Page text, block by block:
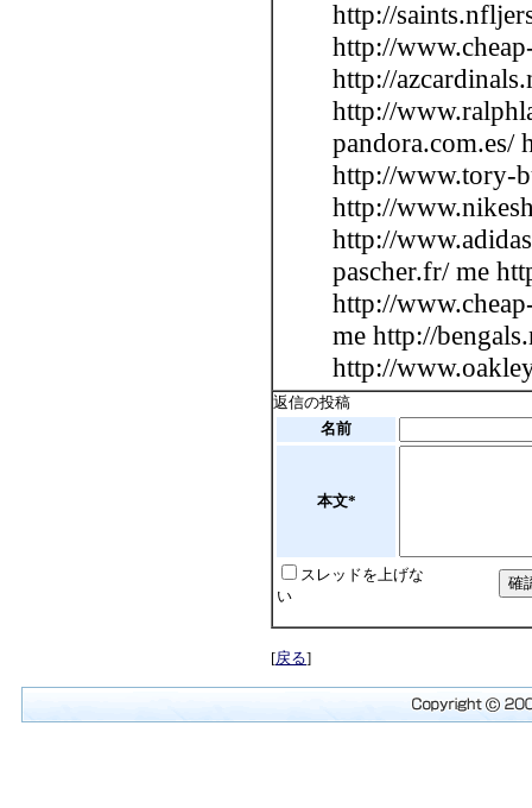
http://
http://
http://
http://
pandora.com.es/
http://www.tory-
http://
http://
pascher.fr/ me
http://
me http://
http://
返信の投稿
名前
本文*
スレッドを上げな
い
[戻る]